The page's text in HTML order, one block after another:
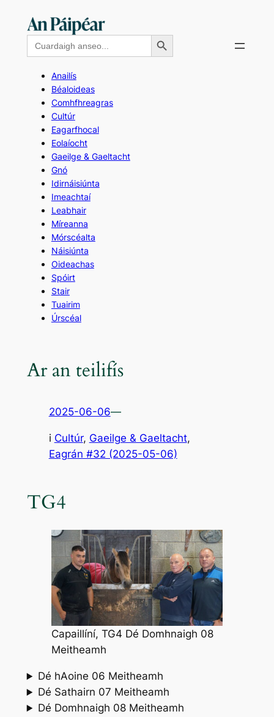
contentSearch
for:
Search Button
Anailís
Béaloideas
Comhfhreagras
Cultúr
Eagarfhocal
Eolaíocht
Gaeilge & Gaeltacht
Gnó
Idirnáisiúnta
Imeachtaí
Leabhair
Míreanna
Mórscéalta
Náisiúnta
Oideachas
Spóirt
Stair
Tuairim
Úrscéal
Ar an teilifís
2025-06-06—
i Cultúr, Gaeilge & Gaeltacht,
Eagrán #32 (2025-05-06)
TG4
Capaillíní, TG4 Dé Domhnaigh 08
Meitheamh
Dé hAoine 06 Meitheamh
Dé Sathairn 07 Meitheamh
Dé Domhnaigh 08 Meitheamh